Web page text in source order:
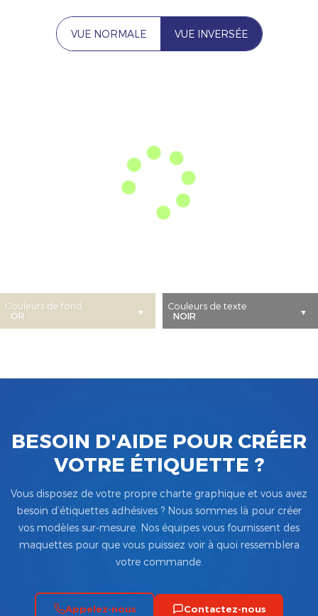
VUE NORMALE VUE INVERSÉE
Couleurs de fond Couleurs de texte
BESOIN D'AIDE POUR CRÉER
VOTRE ÉTIQUETTE ?
Vous disposez de votre propre charte graphique et vous avez
besoin d’étiquettes adhésives ? Nous sommes là pour créer
vos modèles sur-mesure. Nos équipes vous fournissent des
maquettes pour que vous puissiez voir à quoi ressemblera
votre commande.
Appelez-nous Contactez-nous